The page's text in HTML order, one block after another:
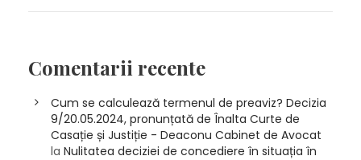
Comentarii recente
Cum se calculează termenul de preaviz? Decizia
9/20.05.2024, pronunțată de Înalta Curte de
Casație și Justiție - Deaconu Cabinet de Avocat
la Nulitatea deciziei de concediere în situația în